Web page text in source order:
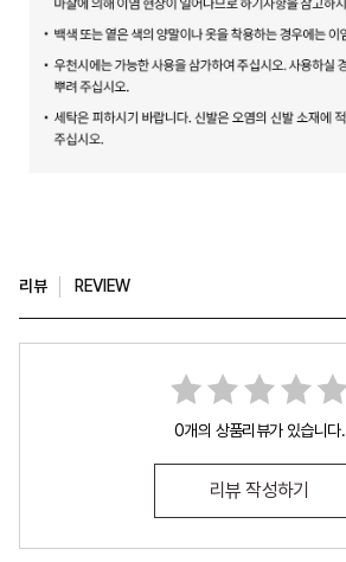
리뷰 REVIEW
0개의 상품리뷰가 있습니다.
리뷰 작성하기